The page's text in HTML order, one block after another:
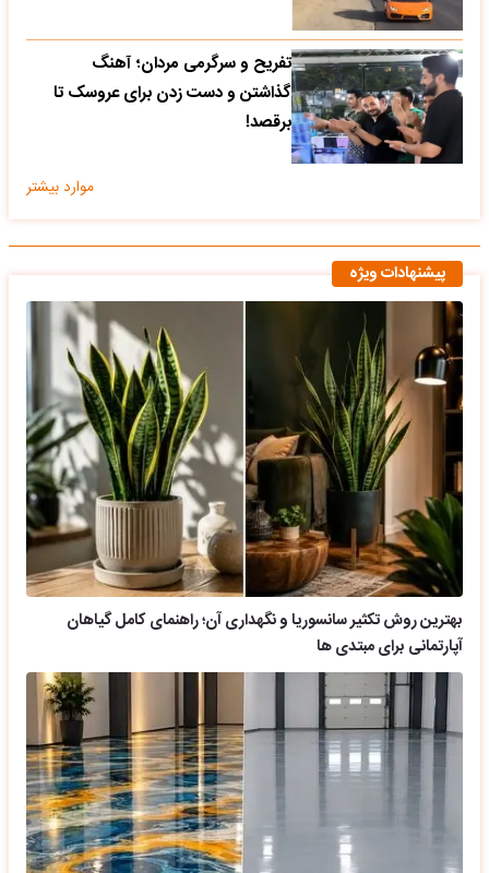
تفریح و سرگرمی مردان؛ آهنگ
گذاشتن و دست زدن برای عروسک تا
برقصد!
موارد بیشتر
پیشنهادات ویژه
بهترین روش تکثیر سانسوریا و نگهداری آن؛ راهنمای کامل گیاهان
آپارتمانی برای مبتدی ها